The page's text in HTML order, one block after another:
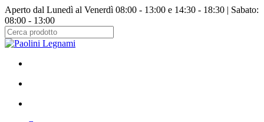
Salta
al
contenuto
principale
Aperto dal Lunedì al Venerdì 08:00 - 13:00 e 14:30 - 18:30 | Sabato:
08:00 - 13:00
Chiudi